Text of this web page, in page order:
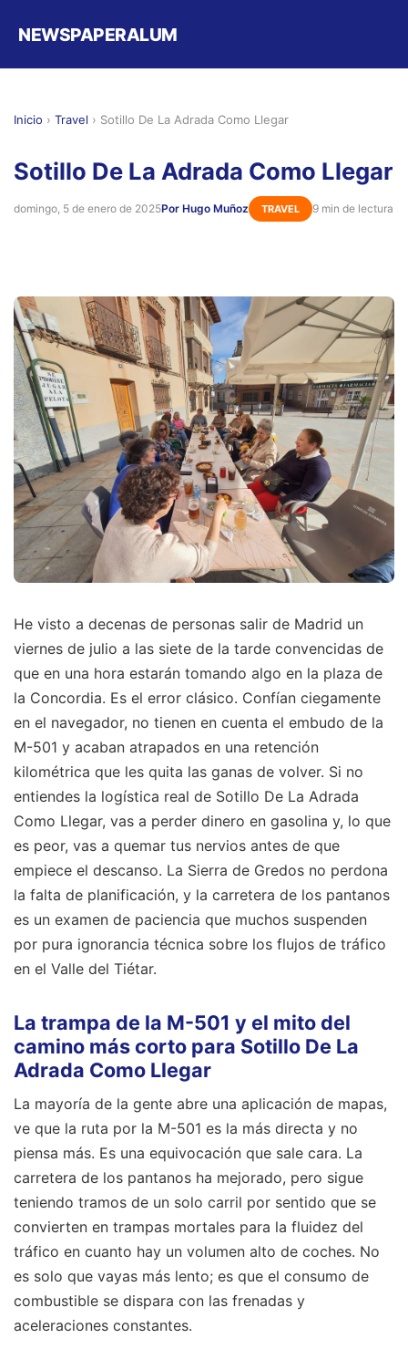
NEWSPAPERALUM
Inicio › Travel › Sotillo De La Adrada Como Llegar
Sotillo De La Adrada Como Llegar
domingo, 5 de enero de 2025Por Hugo Muñoz TRAVEL 9 min de lectura
He visto a decenas de personas salir de Madrid un
viernes de julio a las siete de la tarde convencidas de
que en una hora estarán tomando algo en la plaza de
la Concordia. Es el error clásico. Confían ciegamente
en el navegador, no tienen en cuenta el embudo de la
M-501 y acaban atrapados en una retención
kilométrica que les quita las ganas de volver. Si no
entiendes la logística real de Sotillo De La Adrada
Como Llegar, vas a perder dinero en gasolina y, lo que
es peor, vas a quemar tus nervios antes de que
empiece el descanso. La Sierra de Gredos no perdona
la falta de planificación, y la carretera de los pantanos
es un examen de paciencia que muchos suspenden
por pura ignorancia técnica sobre los flujos de tráfico
en el Valle del Tiétar.
La trampa de la M-501 y el mito del
camino más corto para Sotillo De La
Adrada Como Llegar
La mayoría de la gente abre una aplicación de mapas,
ve que la ruta por la M-501 es la más directa y no
piensa más. Es una equivocación que sale cara. La
carretera de los pantanos ha mejorado, pero sigue
teniendo tramos de un solo carril por sentido que se
convierten en trampas mortales para la fluidez del
tráfico en cuanto hay un volumen alto de coches. No
es solo que vayas más lento; es que el consumo de
combustible se dispara con las frenadas y
aceleraciones constantes.